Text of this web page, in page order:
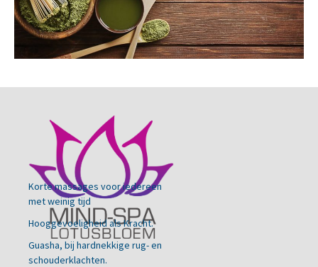
Korte massages voor iedereen
met weinig tijd
Hooggevoeligheid als Kracht.
Guasha, bij hardnekkige rug- en
schouderklachten.